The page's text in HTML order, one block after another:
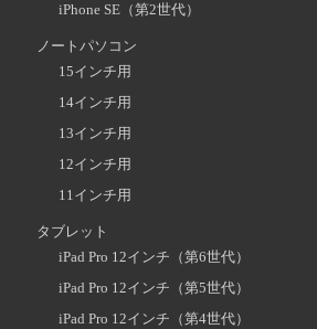
iPhone SE（第2世代）
ノートパソコン
15インチ用
14インチ用
13インチ用
12インチ用
11インチ用
タブレット
iPad Pro 12インチ（第6世代）
iPad Pro 12インチ（第5世代）
iPad Pro 12インチ（第4世代）